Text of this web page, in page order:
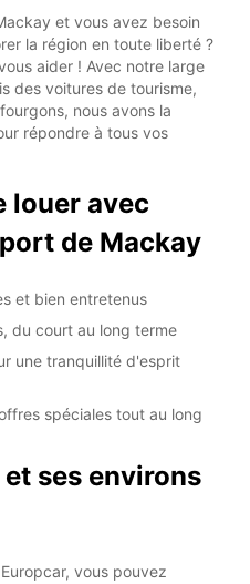
et vous avez besoin
la région en toute liberté ?
aider ! Avec notre large
des voitures de tourisme,
nous avons la
répondre à tous vos
louer avec
de Mackay
et bien entretenus
du court au long terme
une tranquillité d'esprit
spéciales tout au long
ses environs
vous pouvez